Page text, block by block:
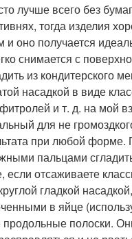
лучше всего без
тогда изделия
оно получается
снимается с
из кондитерского
насадкой в виде
и т. д. на мой
для не
при любой форме.
пальцами
если отсаживаете
гладкой
в яйце
продольные полоски.